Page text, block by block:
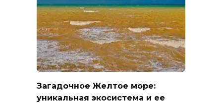
Загадочное Желтое море:
уникальная экосистема и ее